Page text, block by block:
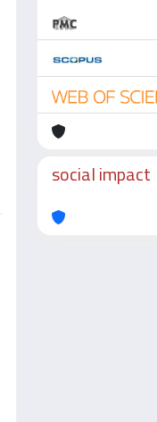
social impact